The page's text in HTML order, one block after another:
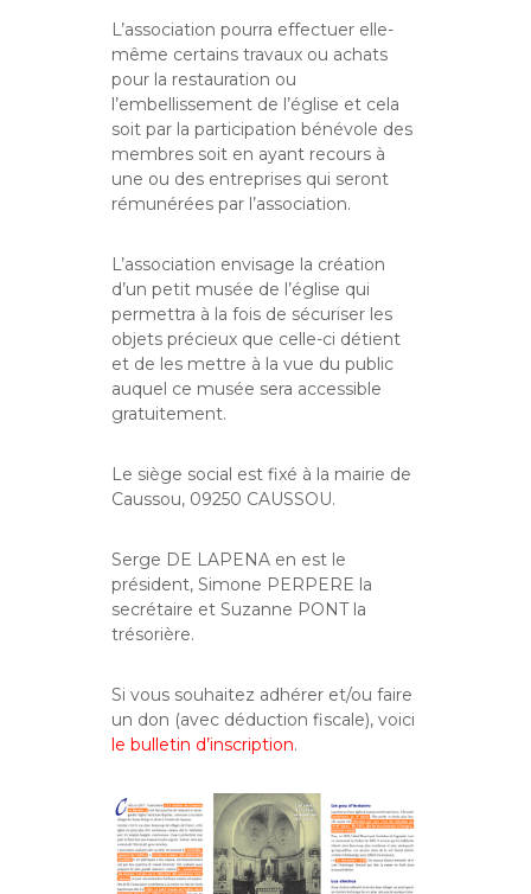
L’association pourra effectuer elle-
même certains travaux ou achats
pour la restauration ou
l’embellissement de l’église et cela
soit par la participation bénévole des
membres soit en ayant recours à
une ou des entreprises qui seront
rémunérées par l’association.
L’association envisage la création
d’un petit musée de l’église qui
permettra à la fois de sécuriser les
objets précieux que celle-ci détient
et de les mettre à la vue du public
auquel ce musée sera accessible
gratuitement.
Le siège social est fixé à la mairie de
Caussou, 09250 CAUSSOU.
Serge DE LAPENA en est le
président, Simone PERPERE la
secrétaire et Suzanne PONT la
trésorière.
Si vous souhaitez adhérer et/ou faire
un don (avec déduction fiscale), voici
le bulletin d’inscription.